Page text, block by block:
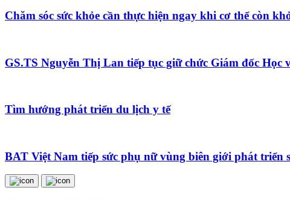
Chăm sóc sức khỏe cần thực hiện ngay khi cơ thể còn
GS.TS Nguyễn Thị Lan tiếp tục giữ chức Giám đốc Học
Tìm hướng phát triển du lịch y tế
BAT Việt Nam tiếp sức phụ nữ vùng biên giới phát triển